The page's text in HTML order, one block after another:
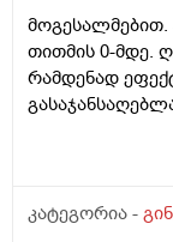
მაინტერესებს,
პროცედურა?
თითმის 0-მდე.
რამდენად
კატეგორია -